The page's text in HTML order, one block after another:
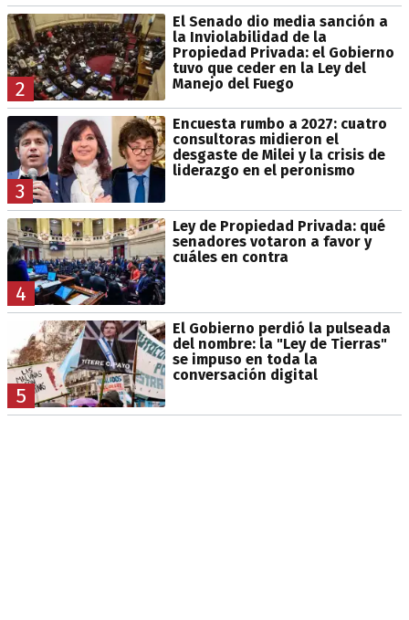
2
El Senado dio media sanción a
la Inviolabilidad de la
Propiedad Privada: el Gobierno
tuvo que ceder en la Ley del
Manejo del Fuego
3
Encuesta rumbo a 2027: cuatro
consultoras midieron el
desgaste de Milei y la crisis de
liderazgo en el peronismo
4
Ley de Propiedad Privada: qué
senadores votaron a favor y
cuáles en contra
5
El Gobierno perdió la pulseada
del nombre: la "Ley de Tierras"
se impuso en toda la
conversación digital